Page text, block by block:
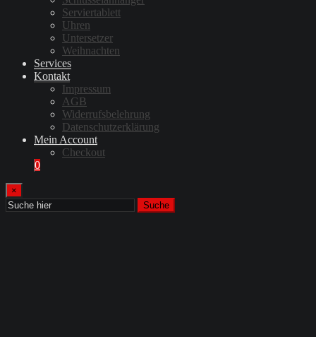
Serviertablett
Uhren
Untersetzer
Weihnachten
Services
Kontakt
Impressum
AGB
Widerrufsbelehrung
Datenschutzerklärung
Mein Account
Checkout
0
×
Suche